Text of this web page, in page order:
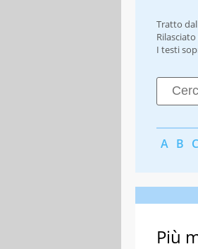
Tratto
I testi
A B C
Più